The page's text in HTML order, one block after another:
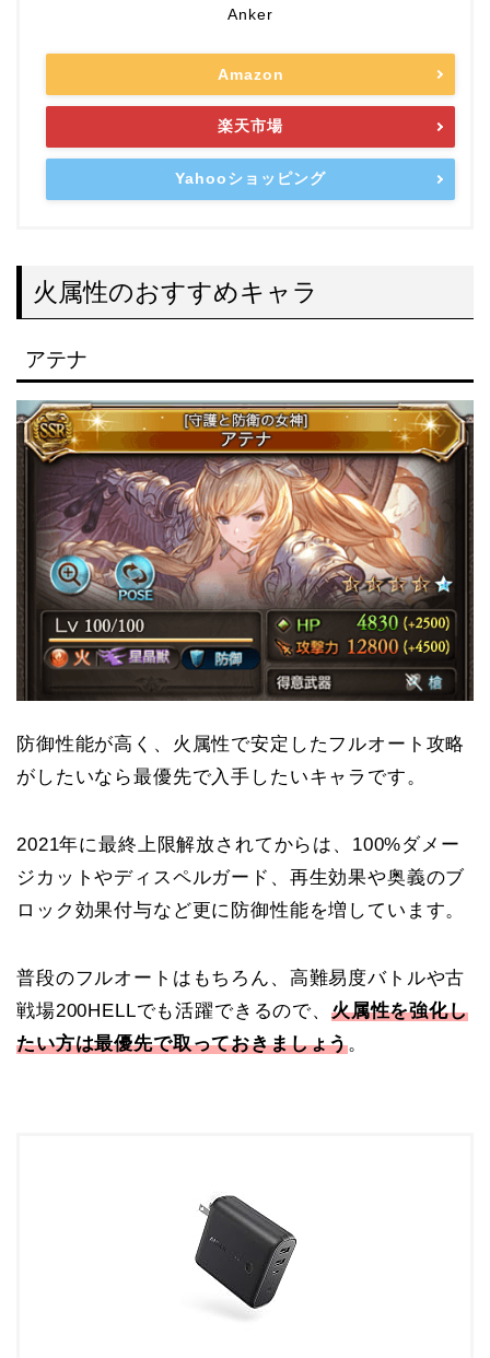
Anker
Amazon
楽天市場
Yahooショッピング
火属性のおすすめキャラ
アテナ
防御性能が高く、火属性で安定したフルオート攻略
がしたいなら最優先で入手したいキャラです。
2021年に最終上限解放されてからは、100%ダメー
ジカットやディスペルガード、再生効果や奥義のブ
ロック効果付与など更に防御性能を増しています。
普段のフルオートはもちろん、高難易度バトルや古
戦場200HELLでも活躍できるので、 火属性を強化し
たい方は最優先で取っておきましょう。